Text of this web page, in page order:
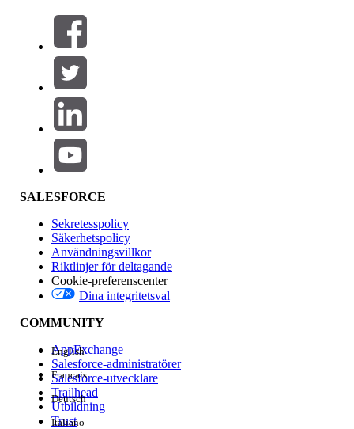
Filtrera efter (0)
VÄLJ FILTER
Produktområde
Funktionspåverkan
Version
Händelse
SALESFORCE
Sekretesspolicy
Säkerhetspolicy
Användningsvillkor
Riktlinjer för deltagande
Cookie-preferenscenter
Dina integritetsval
COMMUNITY
AppExchange
Salesforce-administratörer
Salesforce-utvecklare
Trailhead
Utbildning
Trust
English
Français
Deutsch
Italiano